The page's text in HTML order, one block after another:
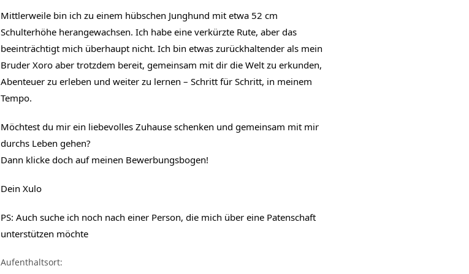
Mittlerweile bin ich zu einem hübschen Junghund mit etwa 52 cm
Schulterhöhe herangewachsen. Ich habe eine verkürzte Rute, aber das
beeinträchtigt mich überhaupt nicht. Ich bin etwas zurückhaltender als mein
Bruder Xoro aber trotzdem bereit, gemeinsam mit dir die Welt zu erkunden,
Abenteuer zu erleben und weiter zu lernen – Schritt für Schritt, in meinem
Tempo.
Möchtest du mir ein liebevolles Zuhause schenken und gemeinsam mit mir
durchs Leben gehen?
Dann klicke doch auf meinen Bewerbungsbogen!
Dein Xulo
PS: Auch suche ich noch nach einer Person, die mich über eine Patenschaft
unterstützen möchte
Aufenthaltsort: